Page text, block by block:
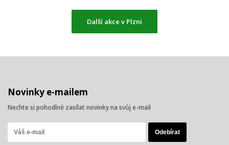
Další akce v Plzni
Novinky e-mailem
Nechte si pohodlně zasílat novinky na svůj e-mail